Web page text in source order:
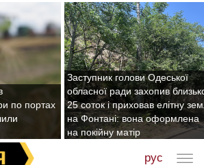
по портах
Заступник голови Одеської
обласної ради захопив
25 соток і приховав елітну
на Фонтані: вона оформлена
на покійну матір
рус